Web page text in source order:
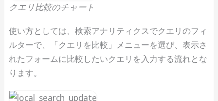
クエリ比較のチャート
使い方としては、検索アナリティクスでクエリのフィ
ルターで、「クエリを比較」メニューを選び、表示さ
れたフォームに比較したいクエリを入力する流れとな
ります。